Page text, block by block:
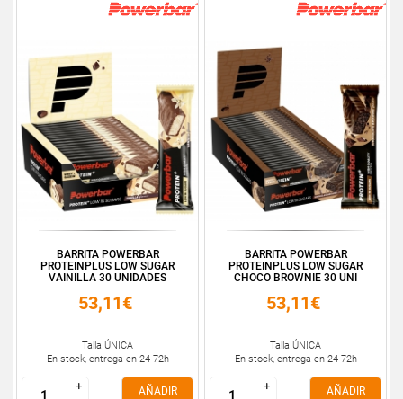
BARRITA POWERBAR
PROTEINPLUS LOW SUGAR
VAINILLA 30 UNIDADES
53,11€
Talla ÚNICA
En stock, entrega en 24-72h
+
+ AÑADIR
BARRITA POWERBAR
PROTEINPLUS LOW SUGAR
CHOCO BROWNIE 30 UNI
53,11€
Talla ÚNICA
En stock, entrega en 24-72h
+
+ AÑADIR